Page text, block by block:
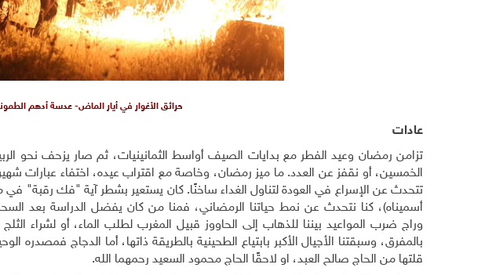
حرائق الأغوار في أيار الماض- عدسة أدهم
عادات
تزامن رمضان وعيد الفطر مع بدايات الصيف أواسط الثمانينيات، ثم صار يزحف نحو
الخمسين، أو نقفز عن العدد. ما ميز رمضان، وخاصة مع اقتراب عيده، اختفاء عبارات
تتحدث عن الإسراع في العودة لتناول الغداء ساخنًا. كان يستعير بشطر آية "فك رقبة" في
أسميناه)، كنا نتحدث عن نمط حياتنا الرمضاني، فمنا من كان يفضل الدراسة بعد
وراج ضرب المواعيد بيننا للذهاب إلى الحاووز قبيل المغرب لطلب الماء، أو لشراء
بالمفرق، وسبقتنا الأجيال الأكبر بابتياع الطحينية بالطريقة ذاتها، أما الدجاج فمصدره
قلتها من الحاج صالح العبد، او لاحقًا الحاج محمود السعيد رحمهما الله.